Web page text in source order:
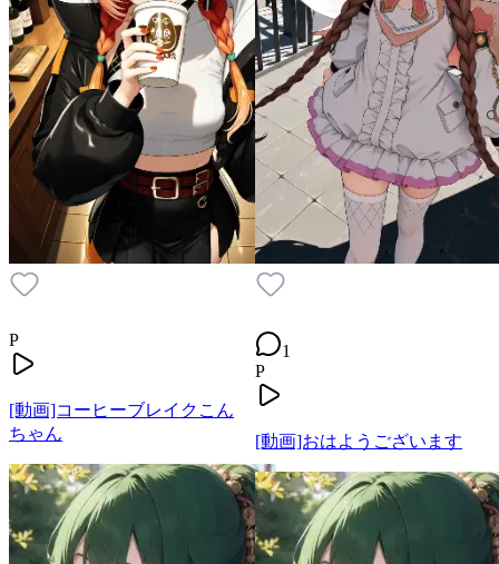
P
[動画]コーヒーブレイクこん
ちゃん
1
P
[動画]おはようございます